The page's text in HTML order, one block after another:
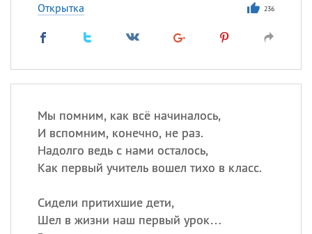
Открытка 236
Мы помним, как всё начиналось,
И вспомним, конечно, не раз.
Надолго ведь с нами осталось,
Как первый учитель вошел тихо в класс.
Сидели притихшие дети,
Шел в жизни наш первый урок…